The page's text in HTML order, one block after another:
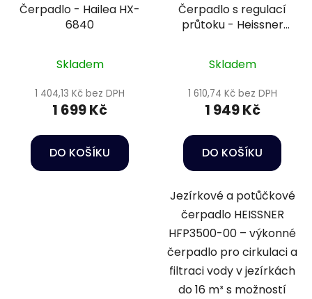
Čerpadlo - Hailea HX-
6840
Skladem
1 404,13 Kč bez DPH
1 699 Kč
DO KOŠÍKU
Čerpadlo s regulací
průtoku - Heissner
Skladem
1 610,74 Kč bez DPH
1 949 Kč
DO KOŠÍKU
Jezírkové a potůčkové
čerpadlo HEISSNER
HFP3500-00 – výkonné
čerpadlo pro cirkulaci a
filtraci vody v jezírkách
do 16 m³ s možností